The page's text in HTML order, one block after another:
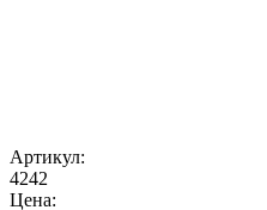
Артикул:
4242
Цена: